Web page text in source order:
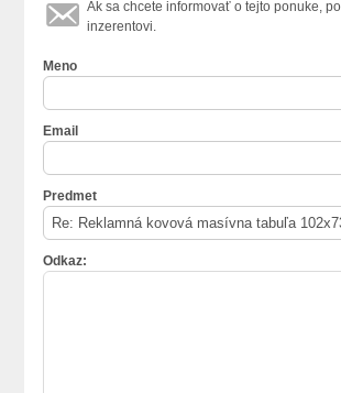
Ak sa chcete informovať o tejto ponuke,
inzerentovi.
Meno
Email
Predmet
Odkaz: